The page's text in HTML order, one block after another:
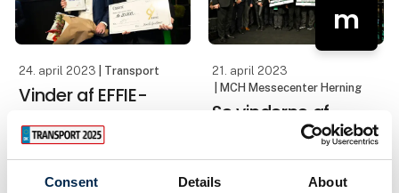
Consent Details About
23.778 fagfolk lagde
vejen forbi Transport
opdagelse bla
24. april 2023 | Transport
Vinder af EFFIE-
prisen 2023
H.P. Therkelsen A/S
m
21. april 2023
| MCH Messecenter Herning
Se vinderne af
Den Grønne
Transportpris